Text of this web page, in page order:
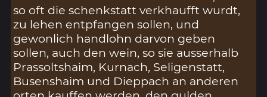
so oft die schenkstatt verkhaufft wurdt,
zu lehen entpfangen sollen, und
gewonlich handlohn darvon geben
sollen, auch den wein, so sie ausserhalb
Prassoltshaim, Kurnach, Seligenstatt,
Busenshaim und Dieppach an anderen